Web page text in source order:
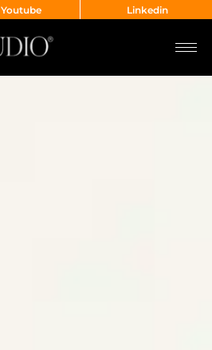
Youtube Linkedin